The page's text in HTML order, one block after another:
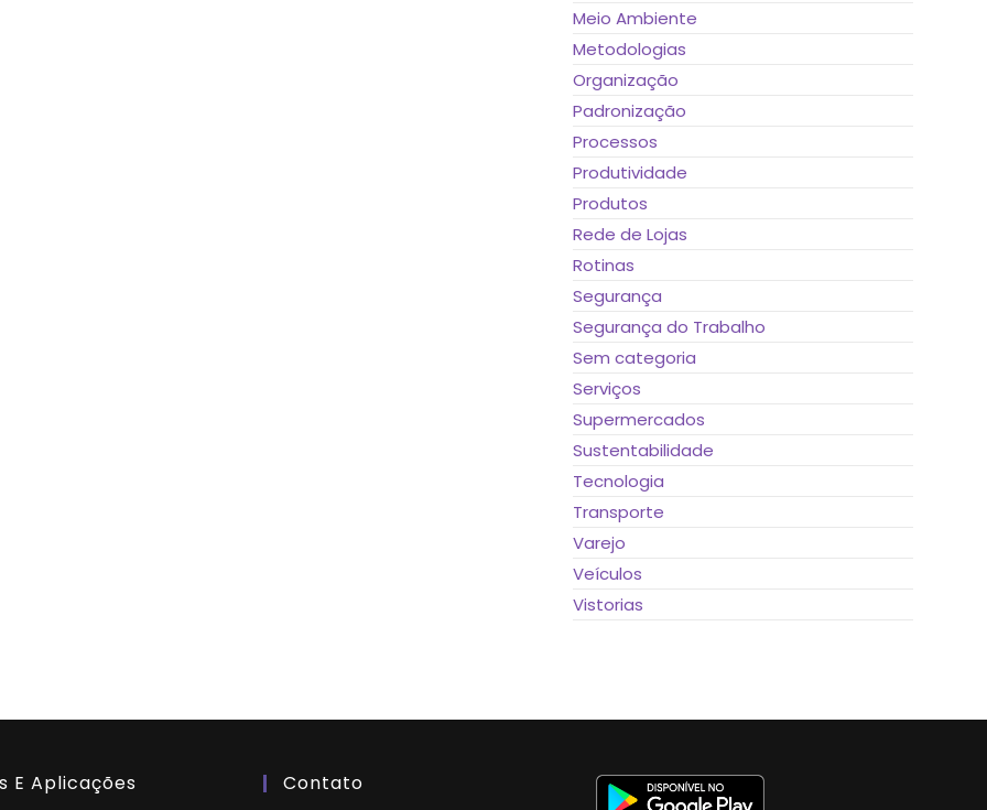
Meio Ambiente
Metodologias
Organização
Padronização
Processos
Produtividade
Produtos
Rede de Lojas
Rotinas
Segurança
Segurança do Trabalho
Sem categoria
Serviços
Supermercados
Sustentabilidade
Tecnologia
Transporte
Varejo
Veículos
Vistorias
E Aplicações Contato